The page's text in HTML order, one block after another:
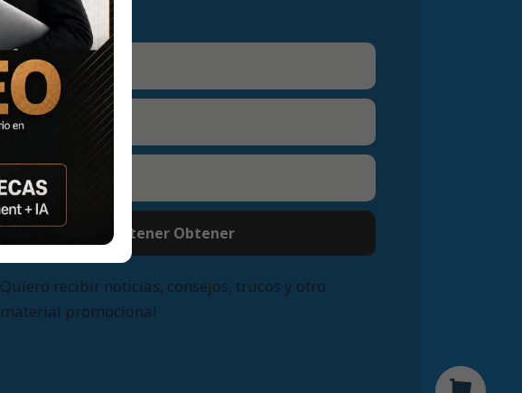
Obtener Obtener
Quiero recibir noticias, consejos, trucos y otro
material promocional